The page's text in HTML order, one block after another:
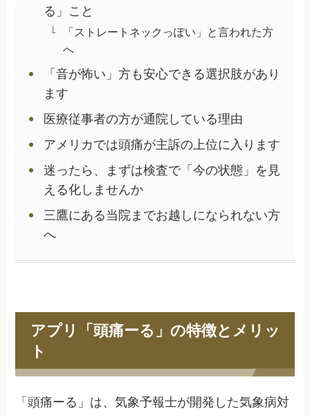
る」こと
「ストレートネックっぽい」と言われた方
へ
「音が怖い」方も安心できる選択肢があり
ます
医療従事者の方が通院している理由
アメリカでは頭痛が主訴の上位に入ります
迷ったら、まずは検査で「今の状態」を見
える化しませんか
三鷹にある当院までお越しになられない方
へ
アプリ「頭痛ーる」の特徴とメリッ
ト
「頭痛ーる」は、気象予報士が開発した気象病対